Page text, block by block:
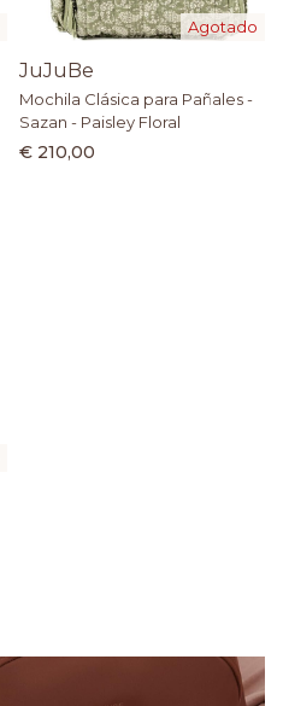
Agotado
JuJuBe
Mochila Clásica para Pañales -
Sazan - Paisley Floral
€ 210,00